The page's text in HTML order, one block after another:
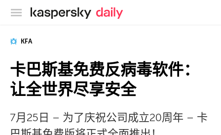
卡巴斯基官方博客
KFA
卡巴斯基免费反病毒软件：
让全世界尽享安全
7月25日 – 为了庆祝公司成立20周年 – 卡